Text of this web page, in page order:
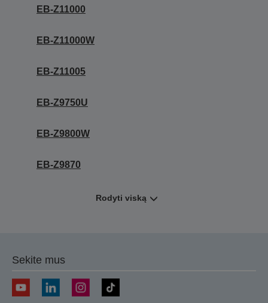
EB-Z11000
EB-Z11000W
EB-Z11005
EB-Z9750U
EB-Z9800W
EB-Z9870
Rodyti viską
Sekite mus